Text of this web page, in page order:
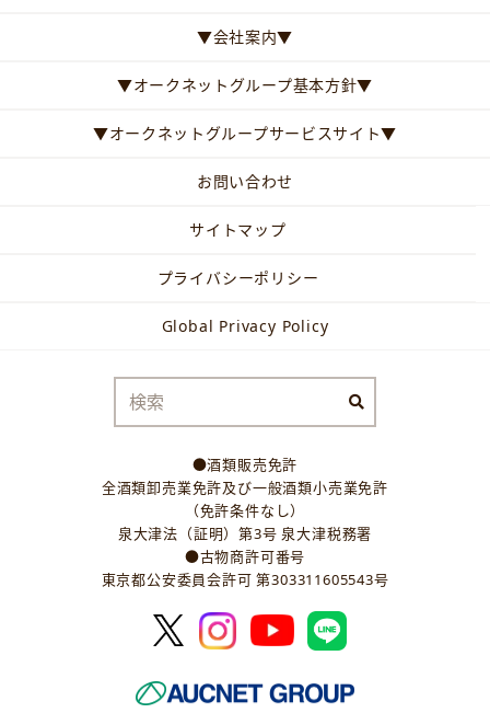
▼会社案内▼
▼オークネットグループ基本方針▼
▼オークネットグループサービスサイト▼
お問い合わせ
サイトマップ
プライバシーポリシー
Global Privacy Policy
●酒類販売免許
全酒類卸売業免許及び一般酒類小売業免許
（免許条件なし）
泉大津法（証明）第3号 泉大津税務署
●古物商許可番号
東京都公安委員会許可 第303311605543号